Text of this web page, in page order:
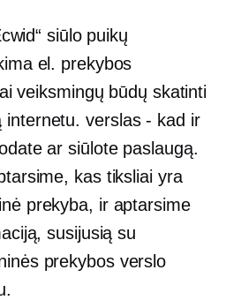
siūlo puikų
el. prekybos
veiksmingų būdų skatinti
internetu.verslas - kad ir
ar siūlote paslaugą.
kas tiksliai yra
prekyba, ir aptarsime
susijusią su
prekybos verslo